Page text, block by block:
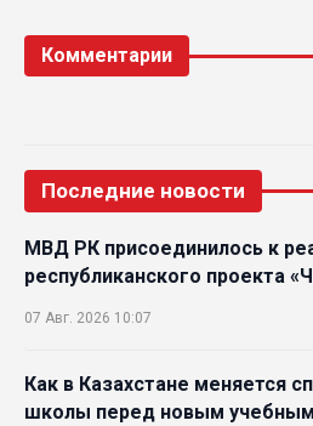
Комментарии
Последние новости
МВД РК присоединилось к
республиканского проекта
07 Авг. 2026 10:07
Как в Казахстане меняется
школы перед новым